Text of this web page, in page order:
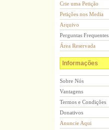
Crie uma Petição
Petições nos Media
Arquivo
Perguntas Frequentes
Área Reservada
Informações
Sobre Nós
Vantagens
Termos e Condições
Donativos
Anuncie Aqui